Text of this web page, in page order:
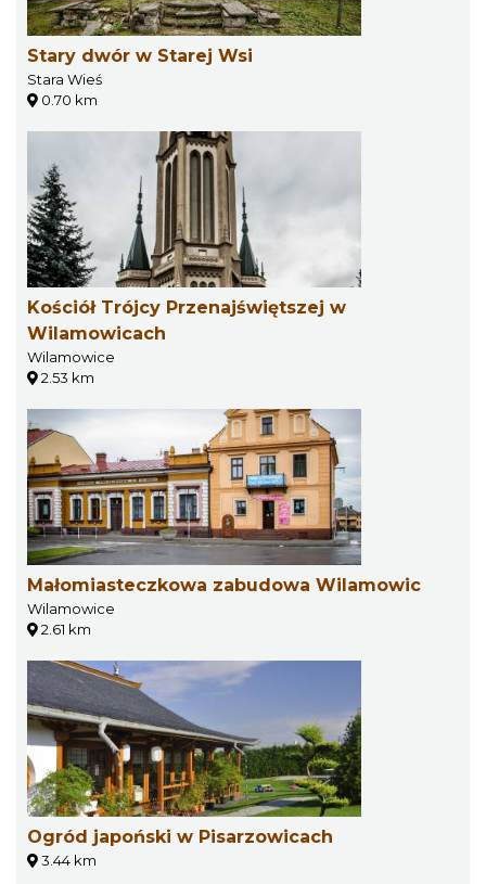
Stary dwór w Starej Wsi
Stara Wieś
0.70 km
Kościół Trójcy Przenajświętszej w
Wilamowicach
Wilamowice
2.53 km
Małomiasteczkowa zabudowa Wilamowic
Wilamowice
2.61 km
Ogród japoński w Pisarzowicach
3.44 km